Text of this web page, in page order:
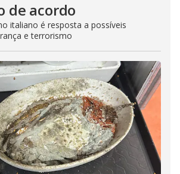
de acordo
italiano é resposta a possíveis
e terrorismo